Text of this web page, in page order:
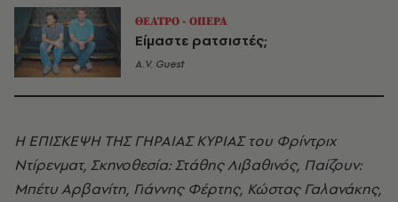
ΘΕΑΤΡΟ - ΟΠΕΡΑ
Είμαστε ρατσιστές;
A.V. Guest
Η ΕΠΙΣΚΕΨΗ ΤΗΣ ΓΗΡΑΙΑΣ ΚΥΡΙΑΣ του Φρίντριχ
Ντίρενματ, Σκηνοθεσία: Στάθης Λιβαθινός, Παίζουν:
Μπέτυ Αρβανίτη, Γιάννης Φέρτης, Κώστας Γαλανάκης,